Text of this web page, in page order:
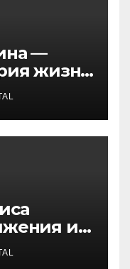
—
жизни
и